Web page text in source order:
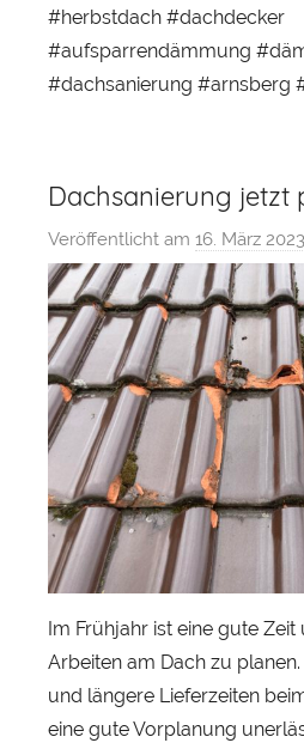
#herbstdach #dachdecker
#aufsparrendämmung
#dachsanierung #arnsberg
Dachsanierung jetzt
Veröffentlicht am 16. März 2023
Im Frühjahr ist eine gute
Arbeiten am Dach zu
und längere Lieferzeiten
eine gute Vorplanung